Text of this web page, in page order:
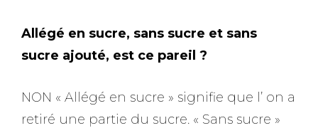
Allégé en sucre, sans sucre et sans
sucre ajouté, est ce pareil ?
NON « Allégé en sucre » signifie que l’ on a
retiré une partie du sucre. « Sans sucre »